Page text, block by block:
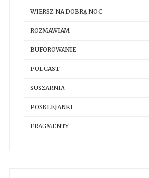
WIERSZ NA DOBRĄ NOC
ROZMAWIAM
BUFOROWANIE
PODCAST
SUSZARNIA
POSKLEJANKI
FRAGMENTY